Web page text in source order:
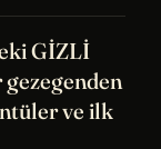
GİZLİ
ve ilk